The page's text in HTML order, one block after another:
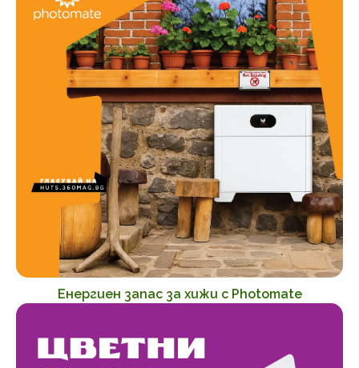
Енергиен запас за хижи с Photomate